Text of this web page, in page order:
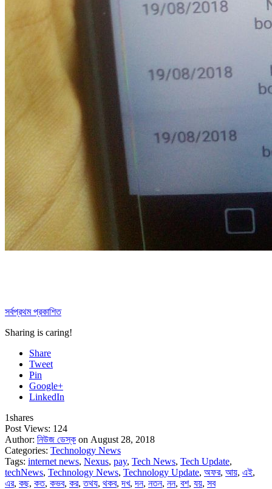
সর্বপ্রথম প্রকাশিত
Sharing is caring!
Share
Tweet
Pin
Google+
LinkedIn
1shares
Post Views: 124
Author: নিউজ ডেস্ক on August 28, 2018
Categories: Technology News
Tags: internet news, Nexus, pay, Tech News, Tech Update,
techNews, Technology News, Technology Update, অফর, আয়, এই,
এর, কছ, কত, কভব, কর,তথয, থকব,দখ,দন, নতন, নন, বশ, যয়, সব